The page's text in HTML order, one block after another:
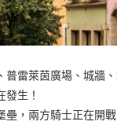
普雷萊茵廣場、城牆
發生！
壘，兩方騎士正在開